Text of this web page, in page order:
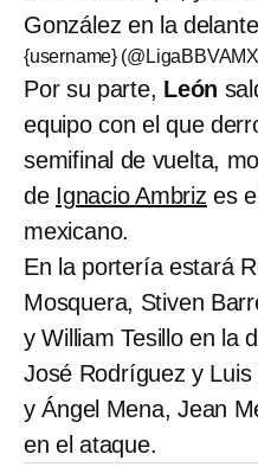
González en la
{username}
Por su parte, León
equipo con el que
semifinal de vuelta,
de Ignacio Ambriz es
mexicano.
En la portería estará
Mosquera, Stiven
y William Tesillo en la
José Rodríguez y
y Ángel Mena, Jean
en el ataque.